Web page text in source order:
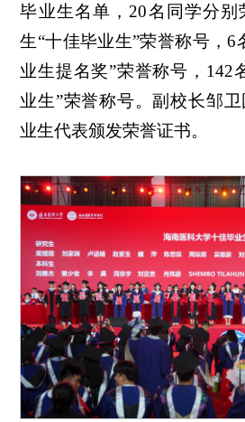
毕业生名单，20名同学分
生“十佳毕业生”荣誉称号，6
业生提名奖”荣誉称号，142
业生”荣誉称号。副校长邹
业生代表颁发荣誉证书。